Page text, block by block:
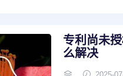
专利尚未
么解决
2025-